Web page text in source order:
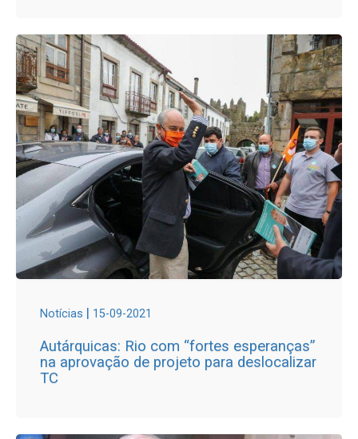
Notícias | 15-09-2021
Autárquicas: Rio com “fortes esperanças”
na aprovação de projeto para deslocalizar
TC